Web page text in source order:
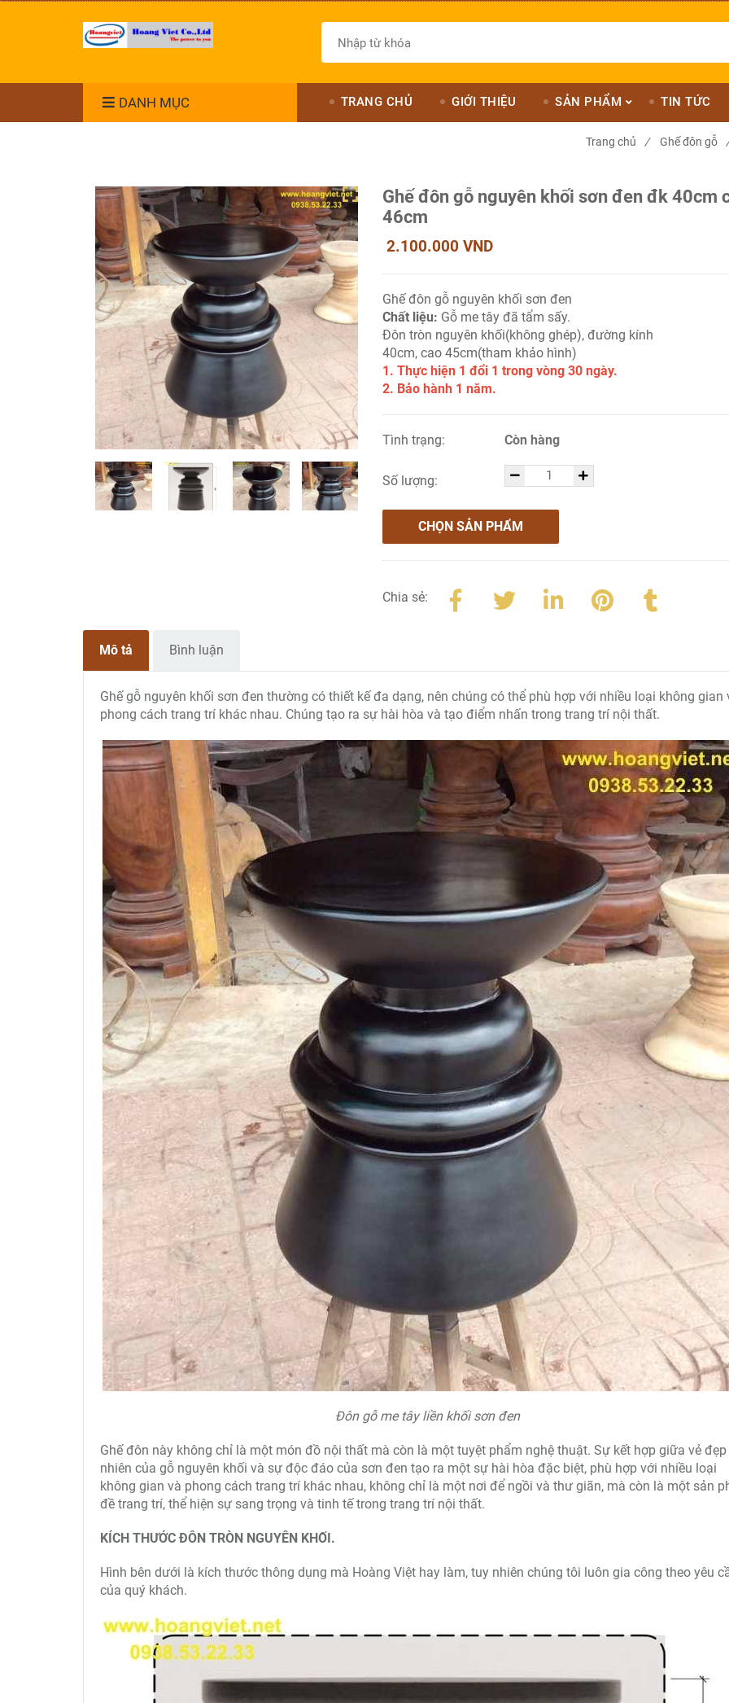
DANH MỤC TRANG CHỦ GIỚI THIỆU SẢN PHẨM TIN TỨC
Trang chủ / Ghế đôn gỗ
Ghế đôn gỗ nguyên khối sơn đen đk 40cm
46cm
2.100.000 VND
Ghế đôn gỗ nguyên khối sơn đen
Chất liệu: Gỗ me tây đã tẩm sấy.
Đôn tròn nguyên khối(không ghép), đường kính
40cm, cao 45cm(tham khảo hình)
1. Thực hiện 1 đổi 1 trong vòng 30 ngày.
2. Bảo hành 1 năm.
Tình trạng: Còn hàng
Số lượng:
CHỌN SẢN PHẨM
Chia sẻ:
Mô tả Bình luận
Ghế gỗ nguyên khối sơn đen thường có thiết kế đa dạng, nên chúng có thể phù hợp với nhiều loại không gian
phong cách trang trí khác nhau. Chúng tạo ra sự hài hòa và tạo điểm nhấn trong trang trí nội thất.
Đôn gỗ me tây liền khối sơn đen
Ghế đôn này không chỉ là một món đồ nội thất mà còn là một tuyệt phẩm nghệ thuật. Sự kết hợp giữa vẻ
nhiên của gỗ nguyên khối và sự độc đáo của sơn đen tạo ra một sự hài hòa đặc biệt, phù hợp với nhiều loại
không gian và phong cách trang trí khác nhau, không chỉ là một nơi để ngồi và thư giãn, mà còn là một sản
đề trang trí, thể hiện sự sang trọng và tinh tế trong trang trí nội thất.
KÍCH THƯỚC ĐÔN TRÒN NGUYÊN KHỐI.
Hình bên dưới là kích thước thông dụng mà Hoàng Việt hay làm, tuy nhiên chúng tôi luôn gia công theo yêu
của quý khách.